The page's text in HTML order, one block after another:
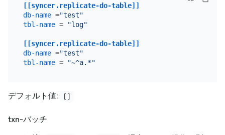
[[syncer.replicate-do-table]]
db-name ="test"
tbl-name = "log"
[[syncer.replicate-do-table]]
db-name ="test"
tbl-name = "~^a.*"
デフォルト値: []
txn-バッチ